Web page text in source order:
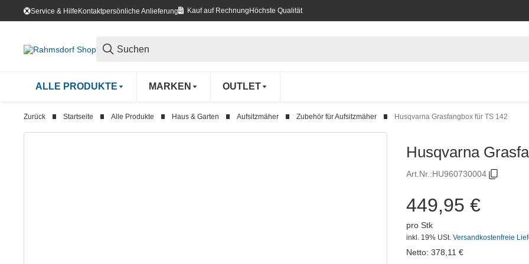
Service & HilfeKontaktpersönliche Anlieferung Kauf auf Rechnung Höchste Qualität
ALLE PRODUKTE MARKEN OUTLET
Zurück Startseite Alle Produkte Haus & Garten Aufsitzmäher Zubehör für Aufsitzmäher Husqvarna Grasfangbox für TS 142
Husqvarna
Art.Nr.:HU960730004
449,95 €
pro Stk
inkl. 19% USt. Versandkostenfreie
Netto: 378,11 €